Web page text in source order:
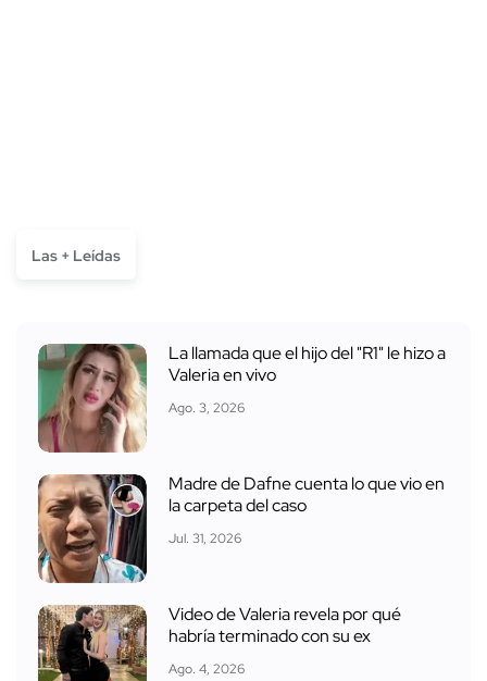
Las + Leídas
La llamada que el hijo del "R1" le hizo a
Valeria en vivo
Ago. 3, 2026
Madre de Dafne cuenta lo que vio en
la carpeta del caso
Jul. 31, 2026
Video de Valeria revela por qué
habría terminado con su ex
Ago. 4, 2026